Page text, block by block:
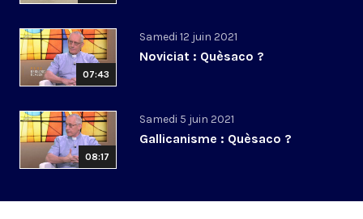
07:43
Samedi 12 juin 2021
Noviciat : Quèsaco ?
08:17
Samedi 5 juin 2021
Gallicanisme : Quèsaco ?